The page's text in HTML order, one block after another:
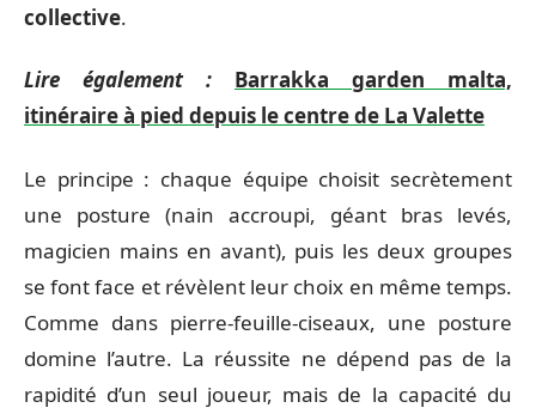
collective.
Lire également :
Barrakka garden malta,
itinéraire à pied depuis le centre de La Valette
Le principe : chaque équipe choisit secrètement
une posture (nain accroupi, géant bras levés,
magicien mains en avant), puis les deux groupes
se font face et révèlent leur choix en même temps.
Comme dans pierre-feuille-ciseaux, une posture
domine l’autre. La réussite ne dépend pas de la
rapidité d’un seul joueur, mais de la capacité du